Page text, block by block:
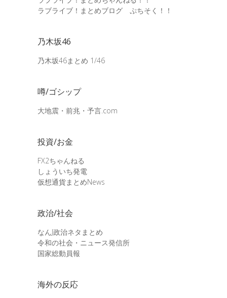
ラブライブ！まとめブログ ぷちそく！！
乃木坂46
乃木坂46まとめ 1/46
噂/ゴシップ
大地震・前兆・予言.com
投資/お金
FX2ちゃんねる
しょういち発電
仮想通貨まとめNews
政治/社会
なんJ政治ネタまとめ
令和の社会・ニュース発信所
国家総動員報
海外の反応